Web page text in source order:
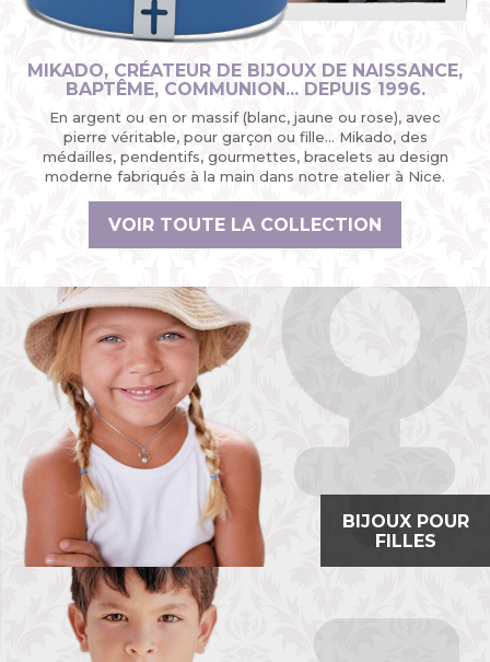
MIKADO, CRÉATEUR DE BIJOUX DE NAISSANCE,
BAPTÊME, COMMUNION... DEPUIS 1996.
En argent ou en or massif (blanc, jaune ou rose), avec
pierre véritable, pour garçon ou fille… Mikado, des
médailles, pendentifs, gourmettes, bracelets au design
moderne fabriqués à la main dans notre atelier à Nice.
VOIR TOUTE LA COLLECTION
BIJOUX POUR
FILLES